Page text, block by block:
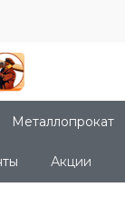
Металлопрокат
Акции